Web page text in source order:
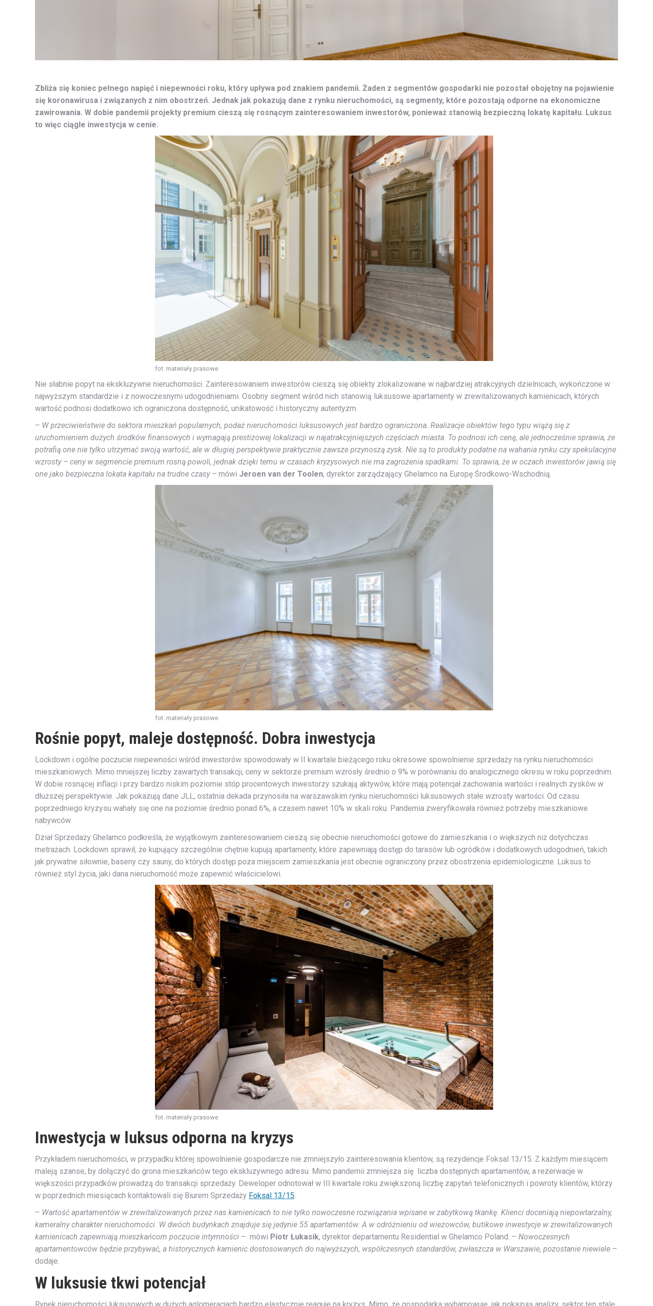
Zbliża się koniec pełnego napięć i niepewności roku, który upływa pod znakiem pandemii. Żaden z segmentów gospodarki nie pozostał obojętny na pojawienie
się koronawirusa i związanych z nim obostrzeń. Jednak jak pokazują dane z rynku nieruchomości, są segmenty, które pozostają odporne na ekonomiczne
zawirowania. W dobie pandemii projekty premium cieszą się rosnącym zainteresowaniem inwestorów, ponieważ stanowią bezpieczną lokatę kapitału. Luksus
to więc ciągle inwestycja w cenie.
fot. materiały prasowe
Nie słabnie popyt na ekskluzywne nieruchomości. Zainteresowaniem inwestorów cieszą się obiekty zlokalizowane w najbardziej atrakcyjnych dzielnicach, wykończone w
najwyższym standardzie i z nowoczesnymi udogodnieniami. Osobny segment wśród nich stanowią luksusowe apartamenty w zrewitalizowanych kamienicach, których
wartość podnosi dodatkowo ich ograniczona dostępność, unikatowość i historyczny autentyzm.
– W przeciwieństwie do sektora mieszkań popularnych, podaż nieruchomości luksusowych jest bardzo ograniczona. Realizacje obiektów tego typu wiążą się z
uruchomieniem dużych środków finansowych i wymagają prestiżowej lokalizacji w najatrakcyjniejszych częściach miasta. To podnosi ich cenę, ale jednocześnie sprawia, że
potrafią one nie tylko utrzymać swoją wartość, ale w długiej perspektywie praktycznie zawsze przynoszą zysk. Nie są to produkty podatne na wahania rynku czy spekulacyjne
wzrosty – ceny w segmencie premium rosną powoli, jednak dzięki temu w czasach kryzysowych nie ma zagrożenia spadkami. To sprawia, że w oczach inwestorów jawią się
one jako bezpieczna lokata kapitału na trudne czasy– mówi Jeroen van der Toolen, dyrektor zarządzający Ghelamco na Europę Środkowo-Wschodnią.
fot. materiały prasowe
Rośnie popyt, maleje dostępność. Dobra inwestycja
Lockdown i ogólne poczucie niepewności wśród inwestorów spowodowały w II kwartale bieżącego roku okresowe spowolnienie sprzedaży na rynku nieruchomości
mieszkaniowych. Mimo mniejszej liczby zawartych transakcji, ceny w sektorze premium wzrosły średnio o 9% w porównaniu do analogicznego okresu w roku poprzednim.
W dobie rosnącej inflacji i przy bardzo niskim poziomie stóp procentowych inwestorzy szukają aktywów, które mają potencjał zachowania wartości i realnych zysków w
dłuższej perspektywie. Jak pokazują dane JLL, ostatnia dekada przynosiła na warszawskim rynku nieruchomości luksusowych stałe wzrosty wartości. Od czasu
poprzedniego kryzysu wahały się one na poziomie średnio ponad 6%, a czasem nawet 10% w skali roku. Pandemia zweryfikowała również potrzeby mieszkaniowe
nabywców.
Dział Sprzedaży Ghelamco podkreśla, że wyjątkowym zainteresowaniem cieszą się obecnie nieruchomości gotowe do zamieszkania i o większych niż dotychczas
metrażach. Lockdown sprawił, że kupujący szczególnie chętnie kupują apartamenty, które zapewniają dostęp do tarasów lub ogródków i dodatkowych udogodnień, takich
jak prywatne siłownie, baseny czy sauny, do których dostęp poza miejscem zamieszkania jest obecnie ograniczony przez obostrzenia epidemiologiczne. Luksus to
również styl życia, jaki dana nieruchomość może zapewnić właścicielowi.
fot. materiały prasowe
Inwestycja w luksus odporna na kryzys
Przykładem nieruchomości, w przypadku której spowolnienie gospodarcze nie zmniejszyło zainteresowania klientów, są rezydencje Foksal 13/15. Z każdym miesiącem
maleją szanse, by dołączyć do grona mieszkańców tego ekskluzywnego adresu. Mimo pandemii zmniejsza się liczba dostępnych apartamentów, a rezerwacje w
większości przypadków prowadzą do transakcji sprzedaży. Deweloper odnotował w III kwartale roku zwiększoną liczbę zapytań telefonicznych i powroty klientów, którzy
w poprzednich miesiącach kontaktowali się Biurem Sprzedaży Foksal 13/15.
– Wartość apartamentów w zrewitalizowanych przez nas kamienicach to nie tylko nowoczesne rozwiązania wpisane w zabytkową tkankę. Klienci doceniają niepowtarzalny,
kameralny charakter nieruchomości. W dwóch budynkach znajduje się jedynie 55 apartamentów. A w odróżnieniu od wieżowców, butikowe inwestycje w zrewitalizowanych
kamienicach zapewniają mieszkańcom poczucie intymności – mówi Piotr Łukasik, dyrektor departamentu Residential w Ghelamco Poland. – Nowoczesnych
apartamentowców będzie przybywać, a historycznych kamienic dostosowanych do najwyższych, współczesnych standardów, zwłaszcza w Warszawie, pozostanie niewiele –
dodaje.
W luksusie tkwi potencjał